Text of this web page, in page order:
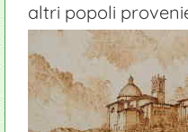
altri popoli